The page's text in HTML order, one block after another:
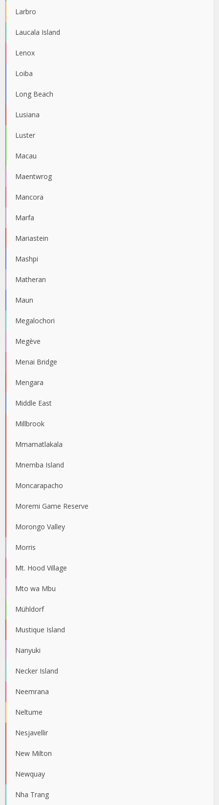
Larbro
Laucala Island
Lenox
Loiba
Long Beach
Lusiana
Luster
Macau
Maentwrog
Mancora
Marfa
Mariastein
Mashpi
Matheran
Maun
Megalochori
Megève
Menai Bridge
Mengara
Middle East
Millbrook
Mmamatlakala
Mnemba Island
Moncarapacho
Moremi Game Reserve
Morongo Valley
Morris
Mt. Hood Village
Mto wa Mbu
Mühldorf
Mustique Island
Nanyuki
Necker Island
Neemrana
Neltume
Nesjavellir
New Milton
Newquay
Nha Trang